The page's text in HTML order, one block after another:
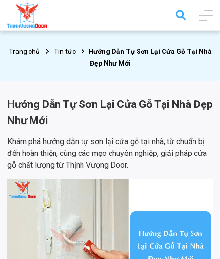
Trang chủ Tin tức
Hướng Dẫn Tự Sơn Lại Cửa Gỗ Tại Nhà
Đẹp Như Mới
Hướng Dẫn Tự Sơn Lại Cửa Gỗ Tại Nhà Đẹp
Như Mới
Khám phá hướng dẫn tự sơn lại cửa gỗ tại nhà, từ chuẩn bị
đến hoàn thiện, cùng các mẹo chuyên nghiệp, giải pháp cửa
gỗ chất lượng từ Thịnh Vượng Door.